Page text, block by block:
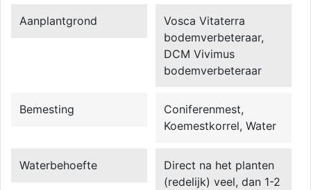
Aanplantgrond
Vosca Vitaterra
bodemverbeteraar,
DCM Vivimus
bodemverbeteraar
Bemesting
Coniferenmest,
Koemestkorrel, Water
Waterbehoefte
Direct na het planten
(redelijk) veel, dan 1-2